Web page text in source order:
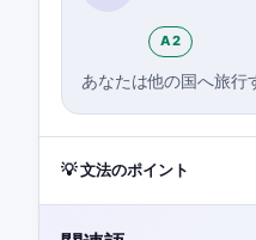
A2
あなたは他の国へ旅行
💡 文法のポイント